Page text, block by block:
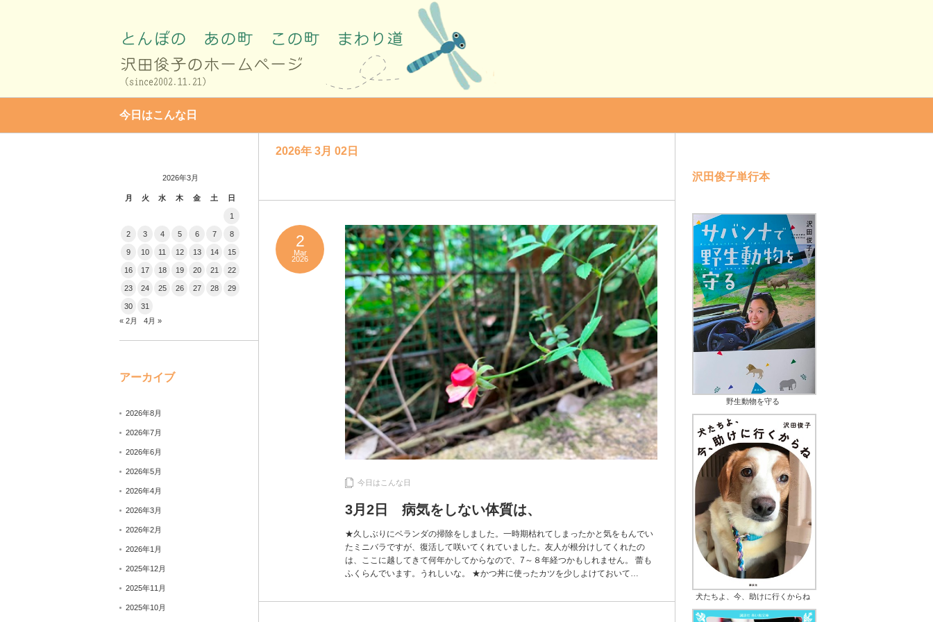
今日はこんな日
2026年 3月 02日
2
Mar
2026
今日はこんな日
3月2日 病気をしない体質は、
★久しぶりにベランダの掃除をしました。一時期枯れてしまったかと気をもんでい
たミニバラですが、復活して咲いてくれていました。友人が根分けしてくれたの
は、ここに越してきて何年かしてからなので、7～８年経つかもしれません。 蕾も
ふくらんでいます。うれしいな。 ★かつ丼に使ったカツを少しよけておいて…
2026年3月
月 火 水 木 金 土 日
1
2 3 4 5 6 7 8
9 10 11 12 13 14 15
16 17 18 19 20 21 22
23 24 25 26 27 28 29
30
31
« 2月
4月 »
アーカイブ
2026年8月
2026年7月
2026年6月
2026年5月
2026年4月
2026年3月
2026年2月
2026年1月
2025年12月
2025年11月
2025年10月
沢田俊子単行本
野生動物を守る
犬たちよ、今、助けに行くからね